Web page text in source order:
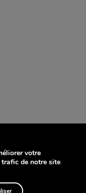
votre
de notre site